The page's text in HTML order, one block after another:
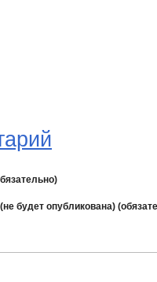
будет опубликована)